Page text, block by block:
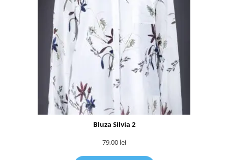
Bluza Silvia 2
79,00 lei